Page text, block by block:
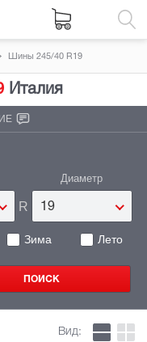
Шины 245/40 R19
Италия
R
Диаметр
19
Зима Лето
Вид: